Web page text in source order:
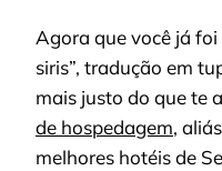
Agora que você já
siris”, tradução em
mais justo do que te
de hospedagem,
melhores hotéis de